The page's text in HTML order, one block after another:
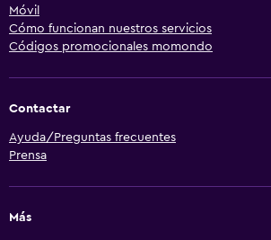
Móvil
Cómo funcionan nuestros servicios
Códigos promocionales momondo
Contactar
Ayuda/Preguntas frecuentes
Prensa
Más